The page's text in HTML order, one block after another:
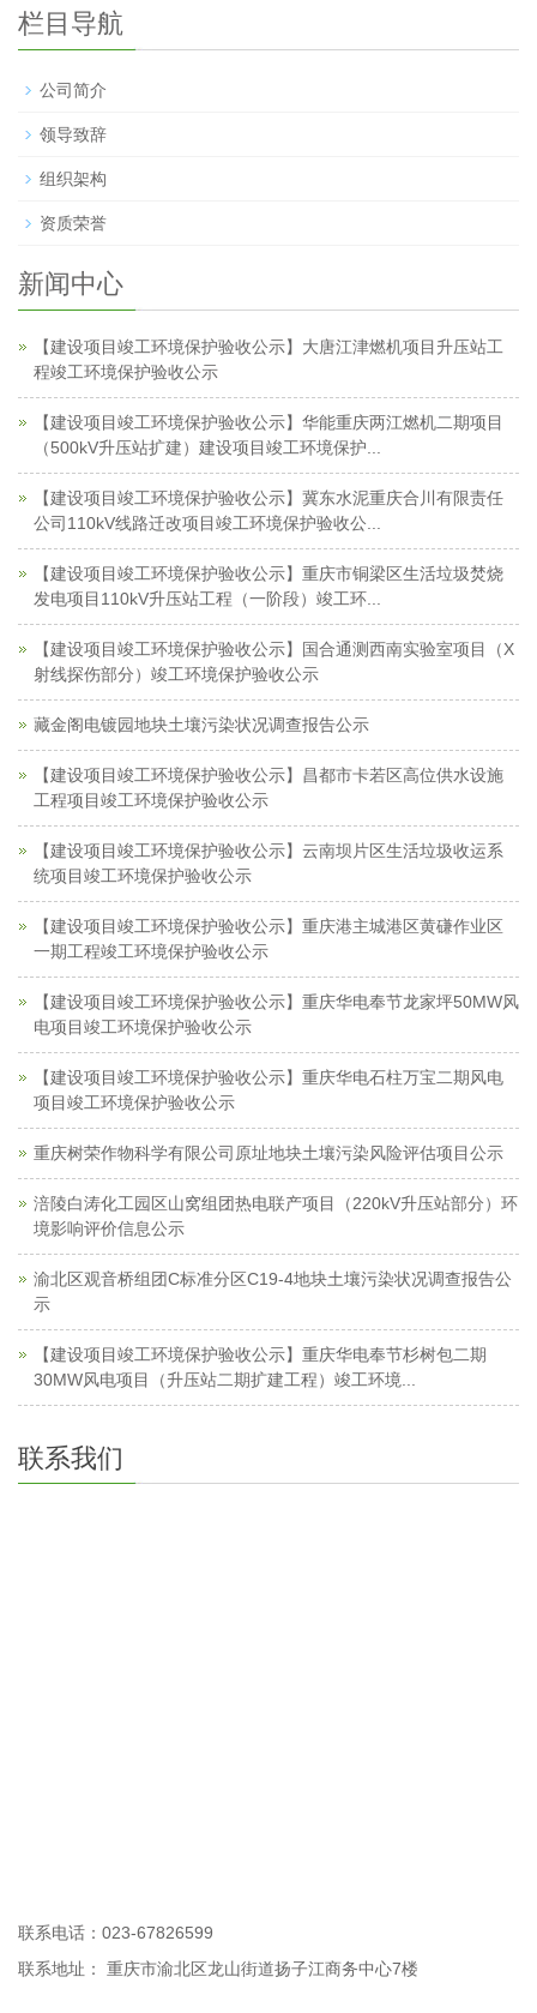
栏目导航
公司简介
领导致辞
组织架构
资质荣誉
新闻中心
【建设项目竣工环境保护验收公示】大唐江津燃机项目升压站工
程竣工环境保护验收公示
【建设项目竣工环境保护验收公示】华能重庆两江燃机二期项目
（500kV升压站扩建）建设项目竣工环境保护...
【建设项目竣工环境保护验收公示】冀东水泥重庆合川有限责任
公司110kV线路迁改项目竣工环境保护验收公...
【建设项目竣工环境保护验收公示】重庆市铜梁区生活垃圾焚烧
发电项目110kV升压站工程（一阶段）竣工环...
【建设项目竣工环境保护验收公示】国合通测西南实验室项目（X
射线探伤部分）竣工环境保护验收公示
藏金阁电镀园地块土壤污染状况调查报告公示
【建设项目竣工环境保护验收公示】昌都市卡若区高位供水设施
工程项目竣工环境保护验收公示
【建设项目竣工环境保护验收公示】云南坝片区生活垃圾收运系
统项目竣工环境保护验收公示
【建设项目竣工环境保护验收公示】重庆港主城港区黄磏作业区
一期工程竣工环境保护验收公示
【建设项目竣工环境保护验收公示】重庆华电奉节龙家坪50MW风
电项目竣工环境保护验收公示
【建设项目竣工环境保护验收公示】重庆华电石柱万宝二期风电
项目竣工环境保护验收公示
重庆树荣作物科学有限公司原址地块土壤污染风险评估项目公示
涪陵白涛化工园区山窝组团热电联产项目（220kV升压站部分）环
境影响评价信息公示
渝北区观音桥组团C标准分区C19-4地块土壤污染状况调查报告公
示
【建设项目竣工环境保护验收公示】重庆华电奉节杉树包二期
30MW风电项目（升压站二期扩建工程）竣工环境...
联系我们
联系电话：023-67826599
联系地址： 重庆市渝北区龙山街道扬子江商务中心7楼